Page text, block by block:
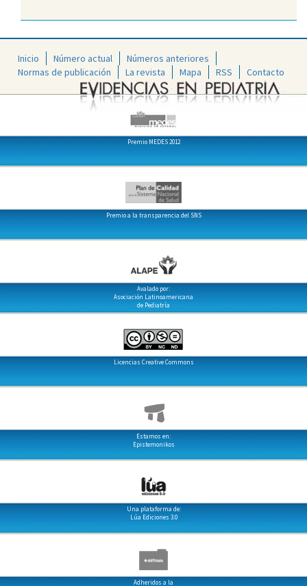
Inicio Número actual
Números anteriores
Normas de publicación
La revista Mapa RSS Contacto
Premio MEDES 2012
Premio a la transparencia del SNS
Avalado por:
Asociación Latinoamericana
de Pediatría
Licencias Creative Commons
Estamos en:
Epistemonikos
Una plataforma de:
Lúa Ediciones 3.0
Adheridos a la